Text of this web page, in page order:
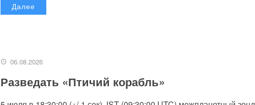
Далее
06.08.2026
Разведать «Птичий корабль»